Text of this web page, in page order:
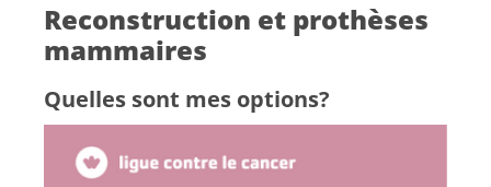
Produkte
Zur Krebsliga-Webseite
Re­cons­truc­tion et pro­thèses
mam­maires
Quelles sont mes op­tions?